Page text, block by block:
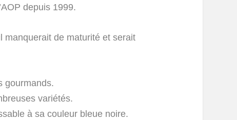
depuis 1999.
manquerait de maturité et serait
gourmands.
variétés.
à sa couleur bleue noire.